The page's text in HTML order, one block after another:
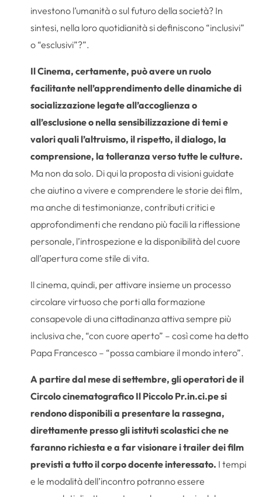
investono l’umanità o sul futuro della società? In
sintesi, nella loro quotidianità si definiscono “inclusivi”
o “esclusivi”?”.
Il Cinema, certamente, può avere un ruolo
facilitante nell’apprendimento delle dinamiche di
socializzazione legate all’accoglienza o
all’esclusione o nella sensibilizzazione di temi e
valori quali l’altruismo, il rispetto, il dialogo, la
comprensione, la tolleranza verso tutte le culture.
Ma non da solo. Di qui la proposta di visioni guidate
che aiutino a vivere e comprendere le storie dei film,
ma anche di testimonianze, contributi critici e
approfondimenti che rendano più facili la riflessione
personale, l’introspezione e la disponibilità del cuore
all’apertura come stile di vita.
Il cinema, quindi, per attivare insieme un processo
circolare virtuoso che porti alla formazione
consapevole di una cittadinanza attiva sempre più
inclusiva che, “con cuore aperto” – così come ha detto
Papa Francesco – “possa cambiare il mondo intero”.
A partire dal mese di settembre, gli operatori de il
Circolo cinematografico Il Piccolo Pr.in.ci.pe si
rendono disponibili a presentare la rassegna,
direttamente presso gli istituti scolastici che ne
faranno richiesta e a far visionare i trailer dei film
previsti a tutto il corpo docente interessato. I tempi
e le modalità dell’incontro potranno essere